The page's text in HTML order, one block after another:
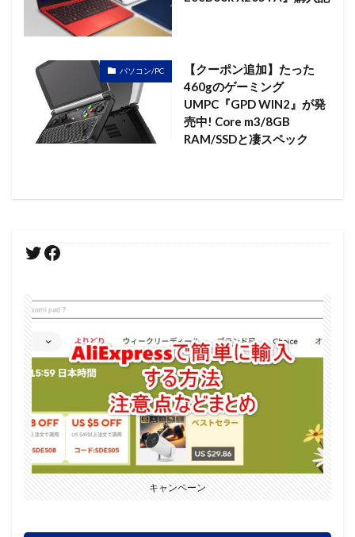
パソコン/PC
【クーポン追加】たった
460gのゲーミング
UMPC『GPD WIN2』が発
売中! Core m3/8GB
RAM/SSDと凄スペック
キャンペーン